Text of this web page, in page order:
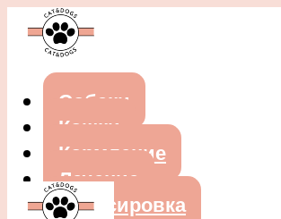
Собаки
Кошки
Кормление
Лечение
Дрессировка